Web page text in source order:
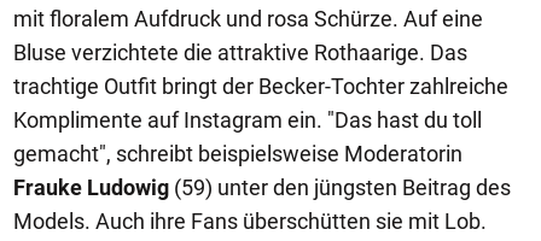
mit floralem Aufdruck und rosa Schürze. Auf eine
Bluse verzichtete die attraktive Rothaarige. Das
trachtige Outfit bringt der Becker-Tochter zahlreiche
Komplimente auf Instagram ein. "Das hast du toll
gemacht", schreibt beispielsweise Moderatorin
Frauke Ludowig (59) unter den jüngsten Beitrag des
Models. Auch ihre Fans überschütten sie mit Lob.